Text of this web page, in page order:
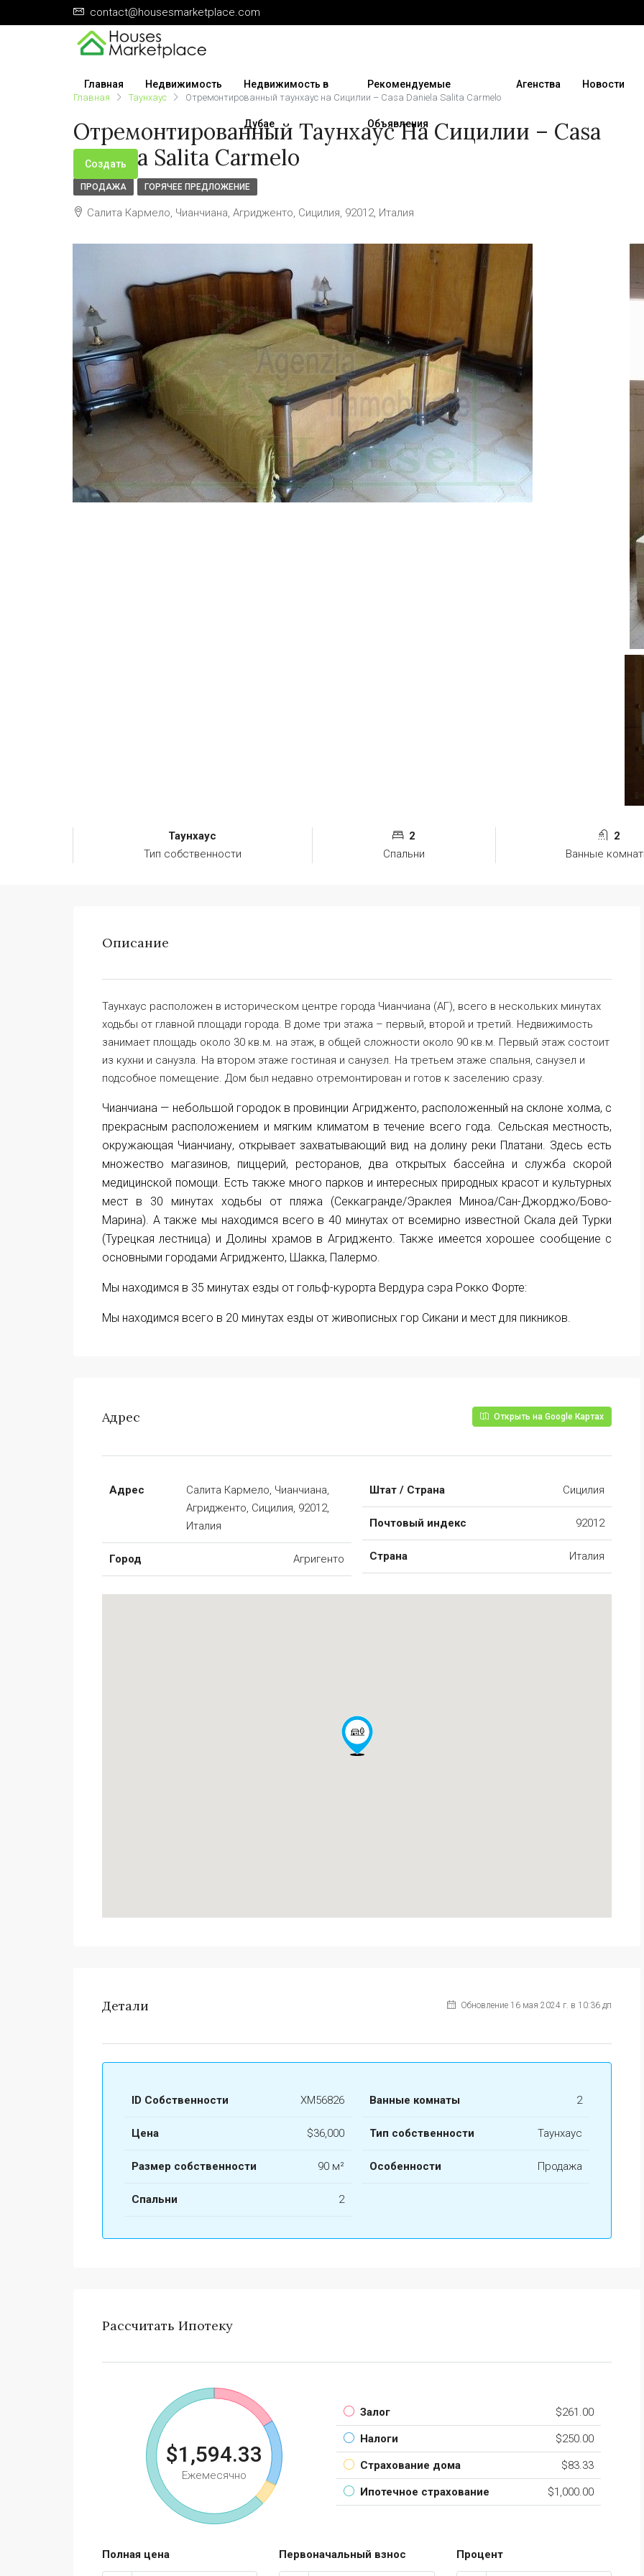
contact@housesmarketplace.com
Главная Недвижимость Недвижимость в
Дубае
Рекомендуемые
Объявления
Агенства Новости
Создать
Главная Таунхаус Отремонтированный таунхаус на Сицилии – Casa Daniela Salita Carmelo
Отремонтированный Таунхаус На Сицилии – Casa
Daniela Salita Carmelo
ПРОДАЖА ГОРЯЧЕЕ ПРЕДЛОЖЕНИЕ
Салита Кармело, Чианчиана, Агридженто, Сицилия, 92012, Италия
Таунхаус
Тип собственности
2
Спальни
2
Ванные
Описание
Таунхаус расположен в историческом центре города Чианчиана (АГ), всего в нескольких минутах
ходьбы от главной площади города. В доме три этажа – первый, второй и третий. Недвижимость
занимает площадь около 30 кв.м. на этаж, в общей сложности около 90 кв.м. Первый этаж состоит
из кухни и санузла. На втором этаже гостиная и санузел. На третьем этаже спальня, санузел и
подсобное помещение. Дом был недавно отремонтирован и готов к заселению сразу.
Чианчиана — небольшой городок в провинции Агридженто, расположенный на склоне холма, с
прекрасным расположением и мягким климатом в течение всего года. Сельская местность,
окружающая Чианчиану, открывает захватывающий вид на долину реки Платани. Здесь есть
множество магазинов, пиццерий, ресторанов, два открытых бассейна и служба скорой
медицинской помощи. Есть также много парков и интересных природных красот и культурных
мест в 30 минутах ходьбы от пляжа (Секкагранде/Эраклея Миноа/Сан-Джорджо/Бово-
Марина). А также мы находимся всего в 40 минутах от всемирно известной Скала дей Турки
(Турецкая лестница) и Долины храмов в Агридженто. Также имеется хорошее сообщение с
основными городами Агридженто, Шакка, Палермо.
Мы находимся в 35 минутах езды от гольф-курорта Вердура сэра Рокко Форте:
Мы находимся всего в 20 минутах езды от живописных гор Сикани и мест для пикников.
Адрес Открыть на Google Картах
Адрес
Салита Кармело, Чианчиана,
Агридженто, Сицилия, 92012,
Италия
Город Агригенто
Штат / Страна Сицилия
Почтовый индекс 92012
Страна Италия
Детали Обновление 16 мая 2024 г. в 10:36 дп
ID Собственности ХМ56826
Цена $36,000
Размер собственности 90 м²
Спальни 2
Ванные комнаты 2
Тип собственности Таунхаус
Особенности Продажа
Рассчитать Ипотеку
$1,594.33
Ежемесячно
Залог $261.00
Налоги $250.00
Страхование дома $83.33
Ипотечное страхование $1,000.00
Полная цена Первоначальный взнос Процент